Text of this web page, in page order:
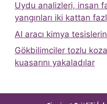
Uydu analizleri, insan
yangınları iki kattan
AI aracı kimya
Gökbilimciler tozlu
kuasarını yakaladılar